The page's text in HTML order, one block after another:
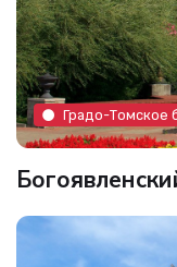
Градо-Томское